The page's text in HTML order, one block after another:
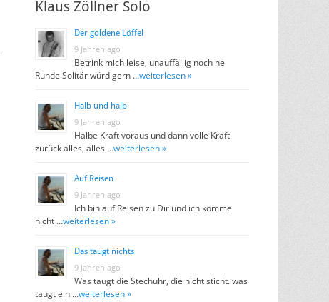
Klaus Zöllner Solo
Der goldene Löffel
9 Jahren ago
Betrink mich leise, unauffällig noch ne
Runde Solitär würd gern …weiterlesen »
Halb und halb
9 Jahren ago
Halbe Kraft voraus und dann volle Kraft
zurück alles, alles …weiterlesen »
Auf Reisen
9 Jahren ago
Ich bin auf Reisen zu Dir und ich komme
nicht …weiterlesen »
Das taugt nichts
9 Jahren ago
Was taugt die Stechuhr, die nicht sticht. was
taugt ein …weiterlesen »